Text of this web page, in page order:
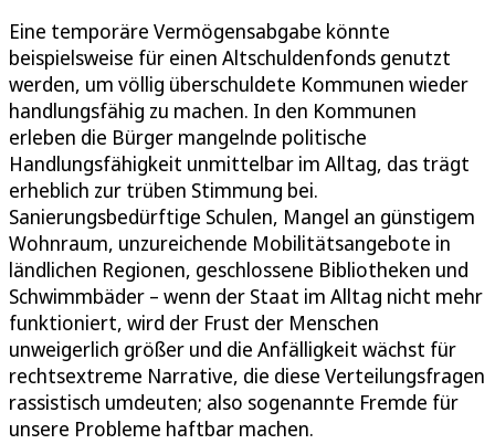
Eine temporäre Vermögensabgabe könnte
beispielsweise für einen Altschuldenfonds genutzt
werden, um völlig überschuldete Kommunen wieder
handlungsfähig zu machen. In den Kommunen
erleben die Bürger mangelnde politische
Handlungsfähigkeit unmittelbar im Alltag, das trägt
erheblich zur trüben Stimmung bei.
Sanierungsbedürftige Schulen, Mangel an günstigem
Wohnraum, unzureichende Mobilitätsangebote in
ländlichen Regionen, geschlossene Bibliotheken und
Schwimmbäder – wenn der Staat im Alltag nicht mehr
funktioniert, wird der Frust der Menschen
unweigerlich größer und die Anfälligkeit wächst für
rechtsextreme Narrative, die diese Verteilungsfragen
rassistisch umdeuten; also sogenannte Fremde für
unsere Probleme haftbar machen.